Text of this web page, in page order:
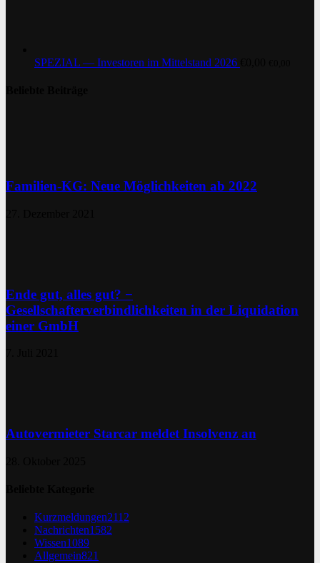
SPEZIAL — Investoren im Mittelstand 2026
Familien-KG: Neue Möglichkeiten ab 2022
Ende gut, alles gut? −
Gesellschafterverbindlichkeiten in der Liquidation
einer GmbH
Autovermieter Starcar meldet Insolvenz an
Kurzmeldungen2112
Nachrichten1582
Wissen1089
Allgemein821